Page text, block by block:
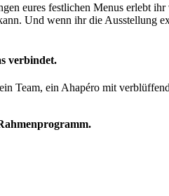
eures festlichen Menus erlebt
Und wenn ihr die
verbindet.
Team, ein Ahapéro mit